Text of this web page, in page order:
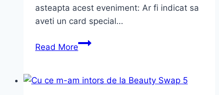
asteapta acest eveniment: Ar fi indicat sa
aveti un card special…
Read MoreSfaturi
“Black